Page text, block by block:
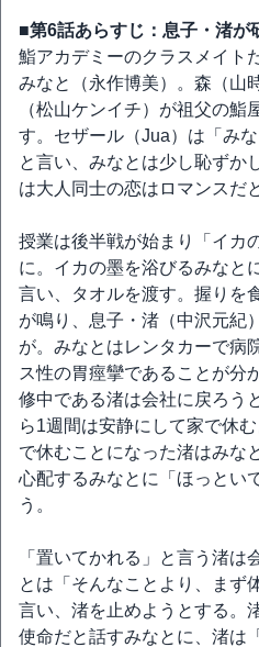
■第6話あらすじ：息子・渚が
鮨アカデミーのクラスメイト
みなと（永作博美）。森（山
（松山ケンイチ）が祖父の鮨
す。セザール（Jua）は「み
と言い、みなとは少し恥ずか
は大人同士の恋はロマンスだ
授業は後半戦が始まり「イカ
に。イカの墨を浴びるみなと
言い、タオルを渡す。握りを
が鳴り、息子・渚（中沢元紀
が。みなとはレンタカーで病
ス性の胃痙攣であることが分
修中である渚は会社に戻ろう
ら1週間は安静にして家で休
で休むことになった渚はみな
心配するみなとに「ほっとい
う。
「置いてかれる」と言う渚は
とは「そんなことより、まず
言い、渚を止めようとする。
使命だと話すみなとに、渚は